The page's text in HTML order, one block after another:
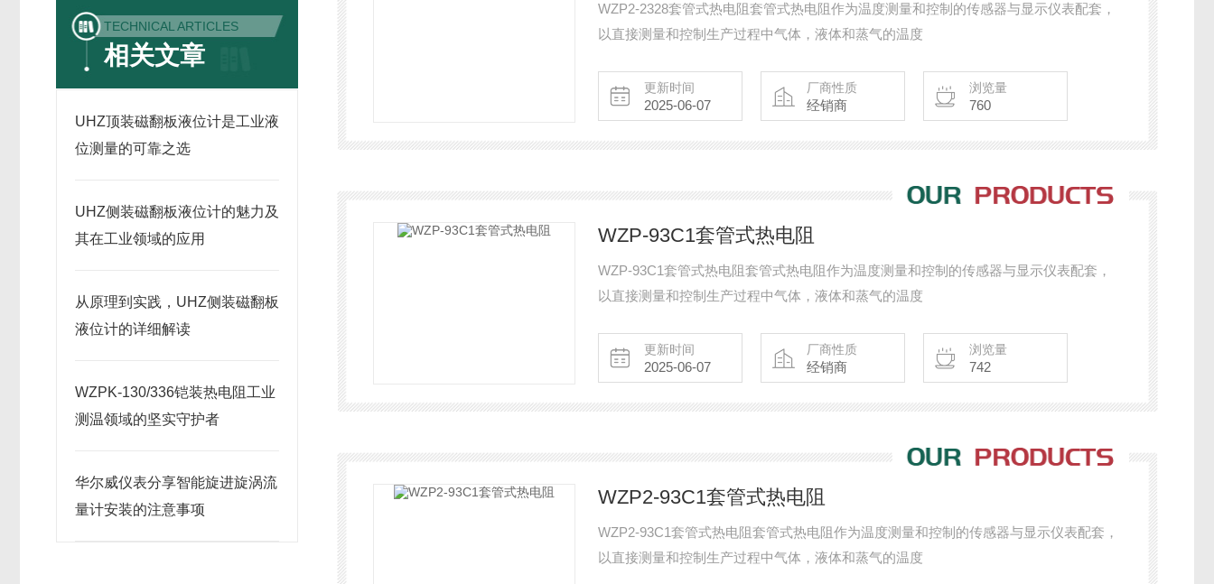
TECHNICAL ARTICLES
相关文章
UHZ顶装磁翻板液位计是工业液
位测量的可靠之选
UHZ侧装磁翻板液位计的魅力及
其在工业领域的应用
从原理到实践，UHZ侧装磁翻板
液位计的详细解读
WZPK-130/336铠装热电阻工业
测温领域的坚实守护者
华尔威仪表分享智能旋进旋涡流
量计安装的注意事项
WZP2-2328套管式热电阻套管式热电阻作为温度测量和控制的传感器与显示仪表配套，
以直接测量和控制生产过程中气体，液体和蒸气的温度
更新时间
2025-06-07
厂商性质
经销商
浏览量
760
WZP-93C1套管式热电阻
WZP-93C1套管式热电阻套管式热电阻作为温度测量和控制的传感器与显示仪表配套，
以直接测量和控制生产过程中气体，液体和蒸气的温度
更新时间
2025-06-07
厂商性质
经销商
浏览量
742
WZP2-93C1套管式热电阻
WZP2-93C1套管式热电阻套管式热电阻作为温度测量和控制的传感器与显示仪表配套，
以直接测量和控制生产过程中气体，液体和蒸气的温度